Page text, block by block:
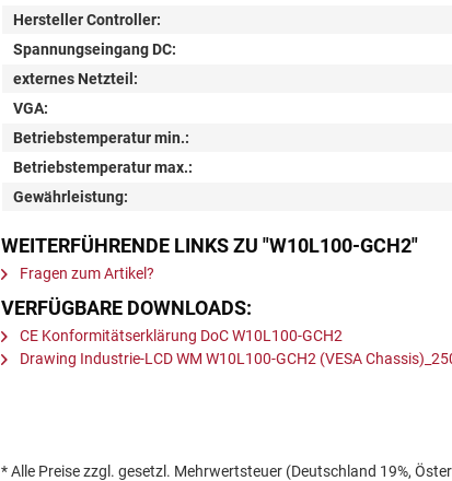
Hersteller Controller:
Spannungseingang DC:
externes Netzteil:
VGA:
Betriebstemperatur min.:
Betriebstemperatur max.:
Gewährleistung:
WEITERFÜHRENDE LINKS ZU "W10L100-GCH2"
Fragen zum Artikel?
VERFÜGBARE DOWNLOADS:
CE Konformitätserklärung DoC W10L100-GCH2
Drawing Industrie-LCD WM W10L100-GCH2 (VESA
* Alle Preise zzgl. gesetzl. Mehrwertsteuer (Deutschland 19%,